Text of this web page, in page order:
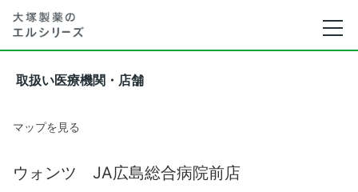
取扱い医療機関・店舗
マップを見る
ウォンツ JA広島総合病院前店